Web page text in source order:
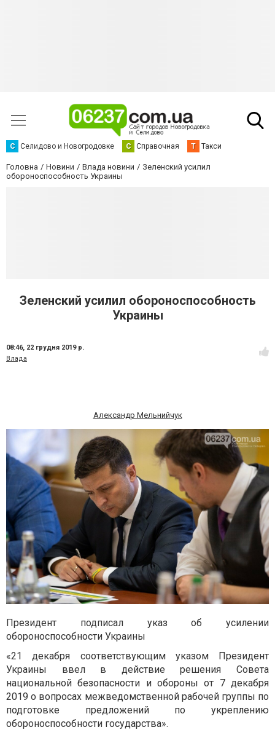
С Селидово и Новогродовке С Справочная Т Такси
Головна Новини Влада новини
Зеленский усилил
обороноспособность Украины
Зеленский усилил обороноспособность
Украины
08:46, 22 грудня 2019 р.
Влада
Александр Мельнийчук
Президент подписал указ об усилении
обороноспособности Украины
«21 декабря соответствующим указом Президент
Украины ввел в действие решения Совета
национальной безопасности и обороны от 7 декабря
2019 о вопросах межведомственной рабочей группы по
подготовке предложений по укреплению
обороноспособности государства».